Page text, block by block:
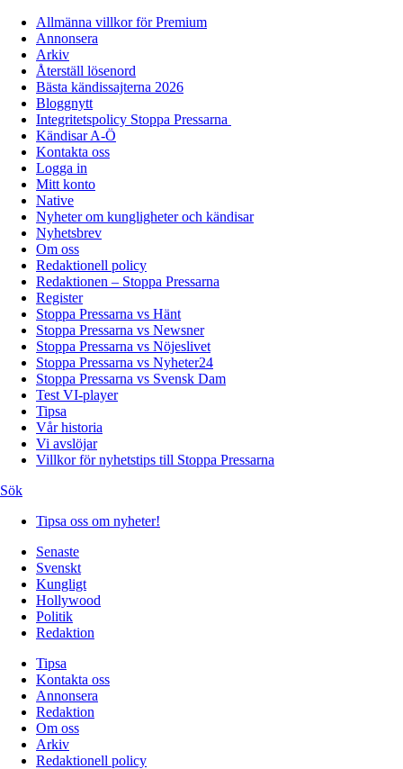
Allmänna villkor för Premium
Annonsera
Arkiv
Återställ lösenord
Bästa kändissajterna 2026
Bloggnytt
Integritetspolicy Stoppa Pressarna
Kändisar A-Ö
Kontakta oss
Logga in
Mitt konto
Native
Nyheter om kungligheter och kändisar
Nyhetsbrev
Om oss
Redaktionell policy
Redaktionen – Stoppa Pressarna
Register
Stoppa Pressarna vs Hänt
Stoppa Pressarna vs Newsner
Stoppa Pressarna vs Nöjeslivet
Stoppa Pressarna vs Nyheter24
Stoppa Pressarna vs Svensk Dam
Test VI-player
Tipsa
Vår historia
Vi avslöjar
Villkor för nyhetstips till Stoppa Pressarna
Sök
Tipsa oss om nyheter!
Senaste
Svenskt
Kungligt
Hollywood
Politik
Redaktion
Tipsa
Kontakta oss
Annonsera
Redaktion
Om oss
Arkiv
Redaktionell policy